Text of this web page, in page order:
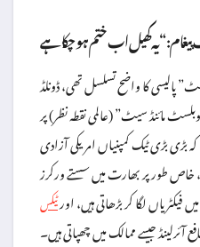
پالیسی کا واضح تسلسل تھی، ڈونلڈ
مائنڈ سیٹ” (عالمی نقطہ نظر) پر
بڑی بڑی ٹیک کمپنیاں امریکی آزادی
خاص طور پر بھارت میں سستے ورکرز
فیکٹریاں لگا کر بڑھاتی ہیں، اورٹیکس
جیسے ممالک میں چھپاتی ہیں۔